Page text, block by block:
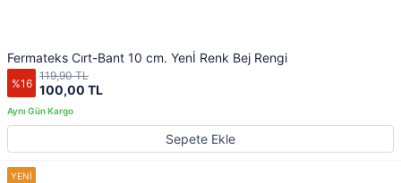
Fermateks Cırt-Bant 10 cm. Yenİ Renk Bej Rengi
%16 100,00 TL
119,90 TL
Sepete Ekle